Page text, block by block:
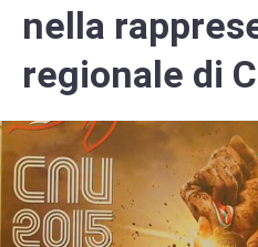
nella
regionale di